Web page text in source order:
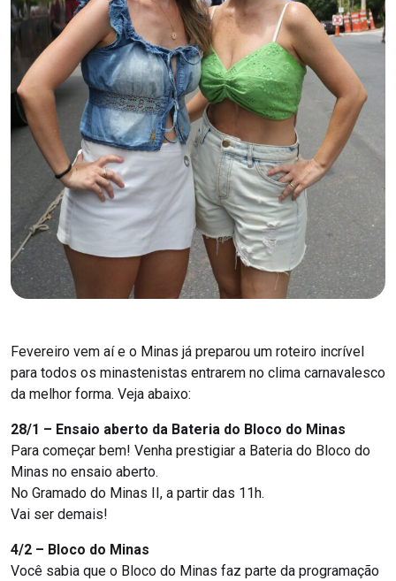
Fevereiro vem aí e o Minas já preparou um roteiro incrível
para todos os minastenistas entrarem no clima carnavalesco
da melhor forma. Veja abaixo:
28/1 – Ensaio aberto da Bateria do Bloco do Minas
Para começar bem! Venha prestigiar a Bateria do Bloco do
Minas no ensaio aberto.
No Gramado do Minas II, a partir das 11h.
Vai ser demais!
4/2 – Bloco do Minas
Você sabia que o Bloco do Minas faz parte da programação